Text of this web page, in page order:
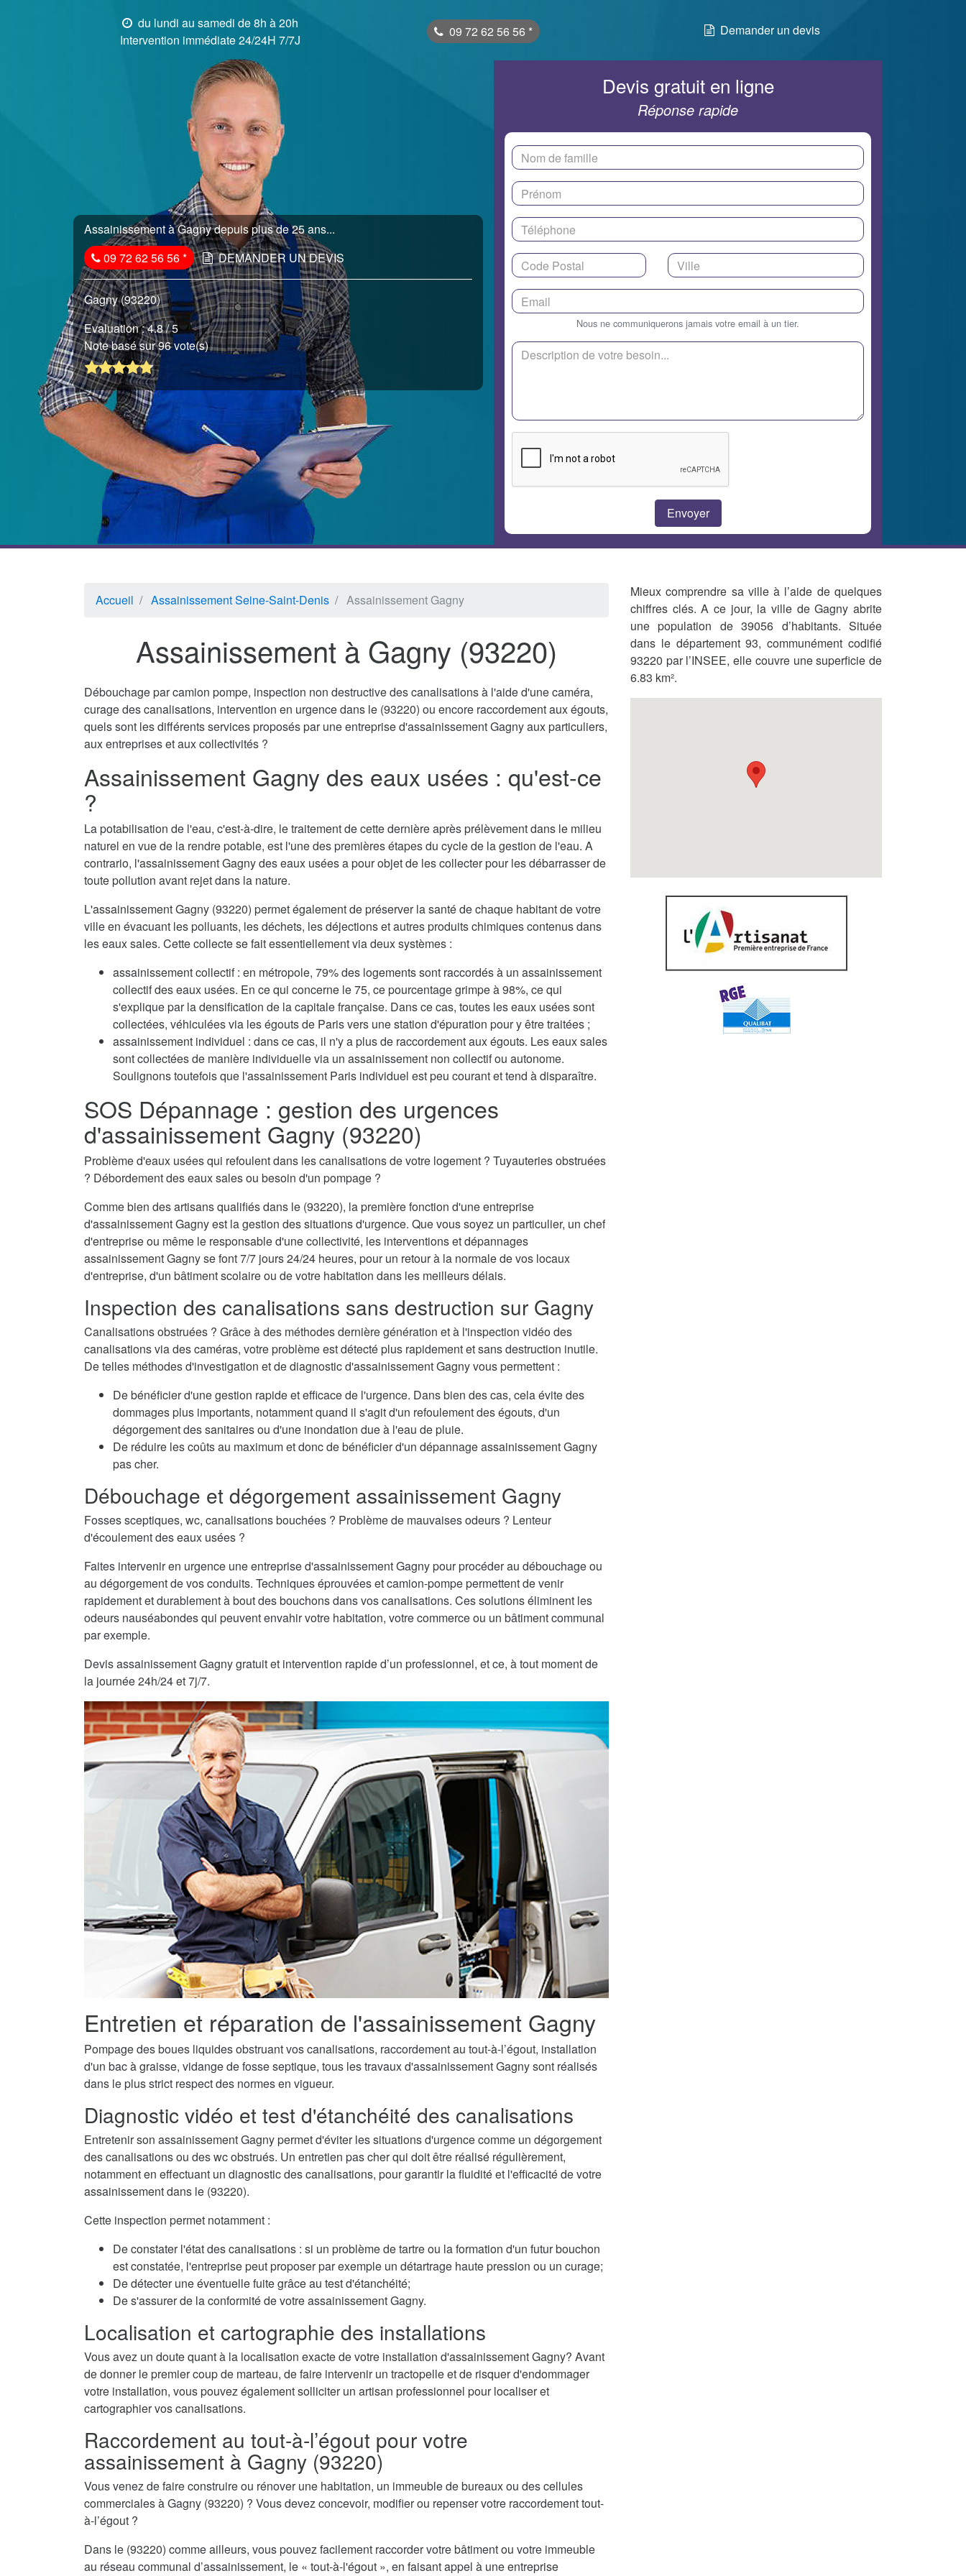
du lundi au samedi de 8h à 20h
Intervention immédiate 24/24H 7/7J
09 72 62 56 56 * Demander un devis
Assainissement à Gagny depuis plus de 25 ans...
09 72 62 56 56* DEMANDER UN DEVIS
Gagny (93220)
Evaluation :4.8/ 5
Note basé sur 96 vote(s)
Devis gratuit en ligne
Réponse rapide
Nous ne communiquerons jamais votre email à un tier.
Accueil Assainissement Seine-Saint-Denis Assainissement Gagny
Assainissement à Gagny (93220)
Débouchage par camion pompe, inspection non destructive des canalisations à l'aide d'une caméra,
curage des canalisations, intervention en urgence dans le (93220) ou encore raccordement aux égouts,
quels sont les différents services proposés par une entreprise d'assainissement Gagny aux particuliers,
aux entreprises et aux collectivités ?
Assainissement Gagny des eaux usées : qu'est-ce
?
La potabilisation de l'eau, c'est-à-dire, le traitement de cette dernière après prélèvement dans le milieu
naturel en vue de la rendre potable, est l'une des premières étapes du cycle de la gestion de l'eau. A
contrario, l'assainissement Gagny des eaux usées a pour objet de les collecter pour les débarrasser de
toute pollution avant rejet dans la nature.
L'assainissement Gagny (93220) permet également de préserver la santé de chaque habitant de votre
ville en évacuant les polluants, les déchets, les déjections et autres produits chimiques contenus dans
les eaux sales. Cette collecte se fait essentiellement via deux systèmes :
assainissement collectif : en métropole, 79% des logements sont raccordés à un assainissement
collectif des eaux usées. En ce qui concerne le 75, ce pourcentage grimpe à 98%, ce qui
s'explique par la densification de la capitale française. Dans ce cas, toutes les eaux usées sont
collectées, véhiculées via les égouts de Paris vers une station d'épuration pour y être traitées ;
assainissement individuel : dans ce cas, il n'y a plus de raccordement aux égouts. Les eaux sales
sont collectées de manière individuelle via un assainissement non collectif ou autonome.
Soulignons toutefois que l'assainissement Paris individuel est peu courant et tend à disparaître.
SOS Dépannage : gestion des urgences
d'assainissement Gagny (93220)
Problème d'eaux usées qui refoulent dans les canalisations de votre logement ? Tuyauteries obstruées
? Débordement des eaux sales ou besoin d'un pompage ?
Comme bien des artisans qualifiés dans le (93220), la première fonction d'une entreprise
d'assainissement Gagny est la gestion des situations d'urgence. Que vous soyez un particulier, un chef
d'entreprise ou même le responsable d'une collectivité, les interventions et dépannages
assainissement Gagny se font 7/7 jours 24/24 heures, pour un retour à la normale de vos locaux
d'entreprise, d'un bâtiment scolaire ou de votre habitation dans les meilleurs délais.
Inspection des canalisations sans destruction sur Gagny
Canalisations obstruées ? Grâce à des méthodes dernière génération et à l'inspection vidéo des
canalisations via des caméras, votre problème est détecté plus rapidement et sans destruction inutile.
De telles méthodes d'investigation et de diagnostic d'assainissement Gagny vous permettent :
De bénéficier d'une gestion rapide et efficace de l'urgence. Dans bien des cas, cela évite des
dommages plus importants, notamment quand il s'agit d'un refoulement des égouts, d'un
dégorgement des sanitaires ou d'une inondation due à l'eau de pluie.
De réduire les coûts au maximum et donc de bénéficier d'un dépannage assainissement Gagny
pas cher.
Débouchage et dégorgement assainissement Gagny
Fosses sceptiques, wc, canalisations bouchées ? Problème de mauvaises odeurs ? Lenteur
d'écoulement des eaux usées ?
Faites intervenir en urgence une entreprise d'assainissement Gagny pour procéder au débouchage ou
au dégorgement de vos conduits. Techniques éprouvées et camion-pompe permettent de venir
rapidement et durablement à bout des bouchons dans vos canalisations. Ces solutions éliminent les
odeurs nauséabondes qui peuvent envahir votre habitation, votre commerce ou un bâtiment communal
par exemple.
Devis assainissement Gagny gratuit et intervention rapide d’un professionnel, et ce, à tout moment de
la journée 24h/24 et 7j/7.
Entretien et réparation de l'assainissement Gagny
Pompage des boues liquides obstruant vos canalisations, raccordement au tout-à-l’égout, installation
d'un bac à graisse, vidange de fosse septique, tous les travaux d'assainissement Gagny sont réalisés
dans le plus strict respect des normes en vigueur.
Diagnostic vidéo et test d'étanchéité des canalisations
Entretenir son assainissement Gagny permet d'éviter les situations d'urgence comme un dégorgement
des canalisations ou des wc obstrués. Un entretien pas cher qui doit être réalisé régulièrement,
notamment en effectuant un diagnostic des canalisations, pour garantir la fluidité et l'efficacité de votre
assainissement dans le (93220).
Cette inspection permet notamment :
De constater l'état des canalisations : si un problème de tartre ou la formation d'un futur bouchon
est constatée, l'entreprise peut proposer par exemple un détartrage haute pression ou un curage;
De détecter une éventuelle fuite grâce au test d'étanchéité;
De s'assurer de la conformité de votre assainissement Gagny.
Localisation et cartographie des installations
Vous avez un doute quant à la localisation exacte de votre installation d'assainissement Gagny? Avant
de donner le premier coup de marteau, de faire intervenir un tractopelle et de risquer d'endommager
votre installation, vous pouvez également solliciter un artisan professionnel pour localiser et
cartographier vos canalisations.
Raccordement au tout-à-l’égout pour votre
assainissement à Gagny (93220)
Vous venez de faire construire ou rénover une habitation, un immeuble de bureaux ou des cellules
commerciales à Gagny (93220) ? Vous devez concevoir, modifier ou repenser votre raccordement tout-
à-l’égout ?
Dans le (93220) comme ailleurs, vous pouvez facilement raccorder votre bâtiment ou votre immeuble
au réseau communal d’assainissement, le « tout-à-l'égout », en faisant appel à une entreprise
Mieux comprendre sa ville à l’aide de quelques
chiffres clés. A ce jour, la ville de Gagny abrite
une population de 39056 d’habitants. Située
dans le département 93, communément codifié
93220 par l’INSEE, elle couvre une superficie de
6.83 km².